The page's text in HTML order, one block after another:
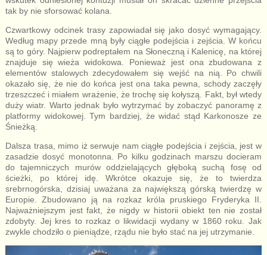
tak by nie sforsować kolana.
Czwartkowy odcinek trasy zapowiadał się jako dosyć wymagający.
Według mapy przede mną były ciągłe podejścia i zejścia. W końcu
są to góry. Najpierw podreptałem na Słoneczną i Kalenicę, na której
znajduje się wieża widokowa. Ponieważ jest ona zbudowana z
elementów stalowych zdecydowałem się wejść na nią. Po chwili
okazało się, że nie do końca jest ona taka pewna, schody zaczęły
trzeszczeć i miałem wrażenie, że trochę się kołyszą. Fakt, był wtedy
duży wiatr. Warto jednak było wytrzymać by zobaczyć panoramę z
platformy widokowej. Tym bardziej, że widać stąd Karkonosze ze
Śnieżką.
Dalsza trasa, mimo iż serwuje nam ciągłe podejścia i zejścia, jest w
zasadzie dosyć monotonna. Po kilku godzinach marszu docieram
do tajemniczych murów oddzielających głęboką suchą fosę od
ścieżki, po której idę. Wkrótce okazuje się, że to twierdza
srebrnogórska, dzisiaj uważana za największą górską twierdzę w
Europie. Zbudowano ją na rozkaz króla pruskiego Fryderyka II.
Najważniejszym jest fakt, że nigdy w historii obiekt ten nie został
zdobyty. Jej kres to rozkaz o likwidacji wydany w 1860 roku. Jak
zwykle chodziło o pieniądze, rządu nie było stać na jej utrzymanie.